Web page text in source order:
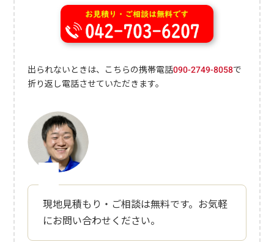
収集運搬料金が必要になります。テレビ処分の参考費用処分方法費用
の目安手間家電販売店1,320～2,970円+1,650円～△買替えなら簡単。
処分だけなら持ち込みが必要自分で処理施設へ持ち込み1,320～2,970
円+0円～×持ち込みが必要粗大ごみ収集1,320～2,970円+2,500円△大
型テレビは収集場所まで出すのが大変不用品処分業者要見積もり〇簡
単でも高額になる場合もリサイクル業者個人売買0円（プラスになる
場合も）△壊れていてはダメ便利屋ユースフル5,500円～◎簡単で安
い新しくテレビを購入した場合は店舗に引き取る義務がありますが、
テレビの処分だけをしたい場合は引き取り先が分かりにくい部分もあ
るので、何でもできる便利屋業者への問い合わせがおすすめです。テ
レビを処分するのが面倒で業者に丸投げしたい方は、便利屋「ユース
フル」にお任せください。テレビの処分は5,500円～で対応できま
す。お見積もりは無料ですので、お気軽にご相談ください。※電話が
出れずに折り返す場合はこちらの番号090-2749-8058から掛け直しま
す。家電販売店に回収を依頼するテレビを処分する際は、家電販売店
に回収を依頼することも可能で、とくに買い替えの際には購入店舗に
依頼するとスムーズです。家電販売店でテレビを処分する場合、「家
電リサイクル料金」と「収集運搬料金」が発生します。家電リサイク
出られないときは、こちらの携帯電話090-2749-8058で
折り返し電話させていただきます。
現地見積もり・ご相談は無料です。お気軽
にお問い合わせください。